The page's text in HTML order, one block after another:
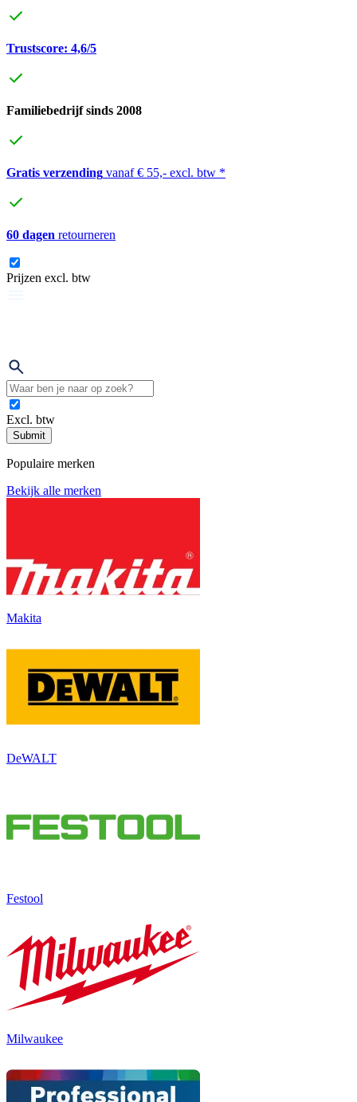
Trustscore: 4,6/5
Familiebedrijf sinds 2008
Gratis verzending vanaf € 55,- excl. btw *
60 dagen retourneren
Prijzen excl. btw
Excl. btw
Submit
Populaire merken
Bekijk alle merken
Makita
DeWALT
Festool
Milwaukee